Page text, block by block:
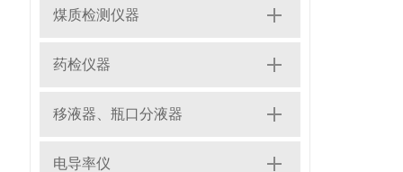
煤质检测仪器
药检仪器
移液器、瓶口分液器
电导率仪